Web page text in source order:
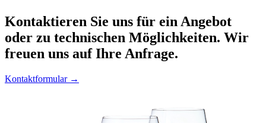
Kontaktieren Sie uns für ein Angebot
oder zu technischen Möglichkeiten. Wir
freuen uns auf Ihre Anfrage.
Kontaktformular →